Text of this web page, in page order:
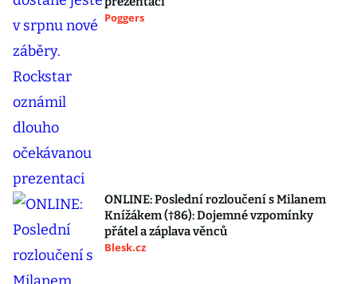
Poggers
ONLINE: Poslední rozloučení s Milanem
Knížákem (†86): Dojemné vzpomínky
přátel a záplava věnců
Blesk.cz